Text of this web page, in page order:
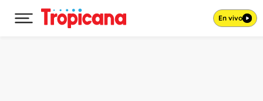
Desplegar menú principal En vivo